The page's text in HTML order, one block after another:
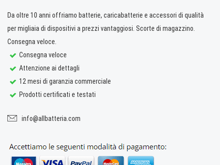
Da oltre 10 anni offriamo batterie, caricabatterie e accessori di qualità
per migliaia di dispositivi a prezzi vantaggiosi. Scorte di magazzino.
Consegna veloce.
Consegna veloce
Attenzione ai dettagli
12 mesi di garanzia commerciale
Prodotti certificati e testati
info@allbatteria.com